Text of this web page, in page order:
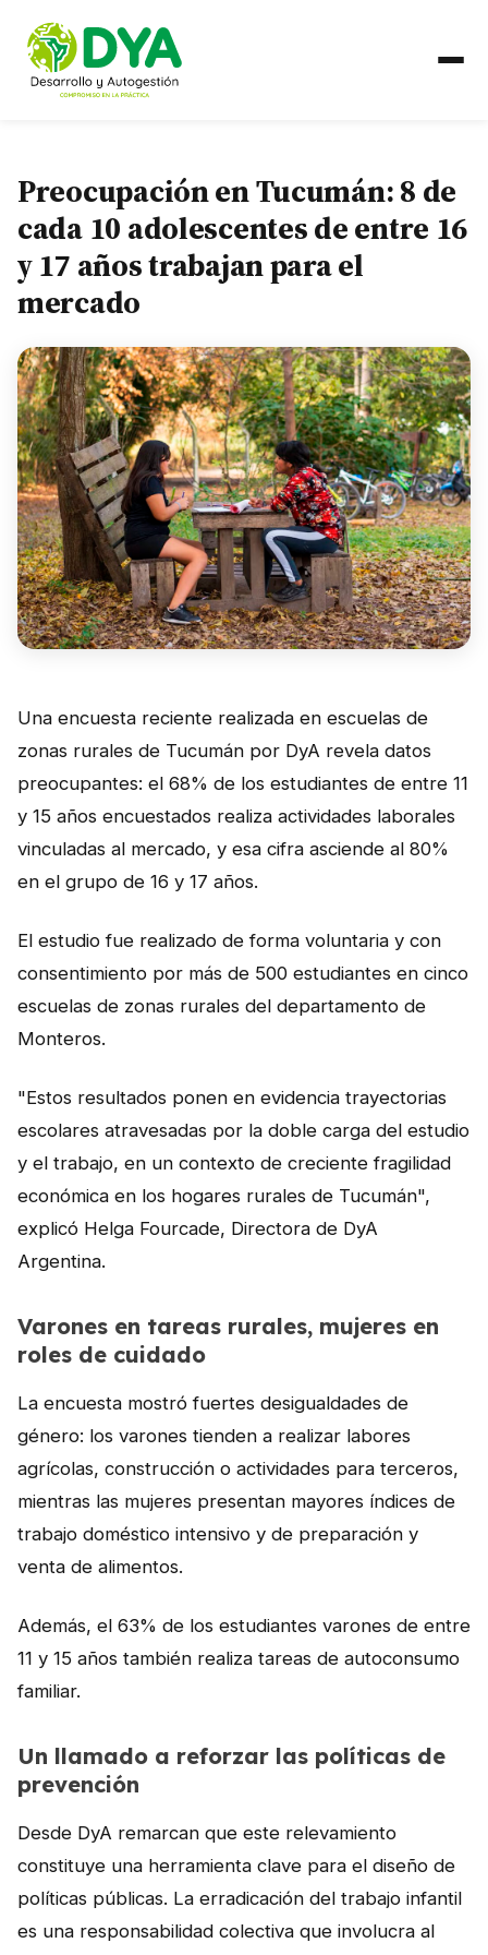
Línea de Tiempo
Alianzas Regionales
QUÉ HACEMOS
Líneas de Trabajo
PAÍSES
Ecuador
Perú
Argentina
PROYECTOS
En Ecuador
En Argentina
Publicaciones
Caja de Herramientas
Transparencia
NOTICIAS
CONTACTO
English
Preocupación en Tucumán: 8 de
cada 10 adolescentes de entre 16
y 17 años trabajan para el
mercado
Una encuesta reciente realizada en escuelas de
zonas rurales de Tucumán por DyA revela datos
preocupantes: el 68% de los estudiantes de entre 11
y 15 años encuestados realiza actividades laborales
vinculadas al mercado, y esa cifra asciende al 80%
en el grupo de 16 y 17 años.
El estudio fue realizado de forma voluntaria y con
consentimiento por más de 500 estudiantes en cinco
escuelas de zonas rurales del departamento de
Monteros.
"Estos resultados ponen en evidencia trayectorias
escolares atravesadas por la doble carga del estudio
y el trabajo, en un contexto de creciente fragilidad
económica en los hogares rurales de Tucumán",
explicó Helga Fourcade, Directora de DyA
Argentina.
Varones en tareas rurales, mujeres en
roles de cuidado
La encuesta mostró fuertes desigualdades de
género: los varones tienden a realizar labores
agrícolas, construcción o actividades para terceros,
mientras las mujeres presentan mayores índices de
trabajo doméstico intensivo y de preparación y
venta de alimentos.
Además, el 63% de los estudiantes varones de entre
11 y 15 años también realiza tareas de autoconsumo
familiar.
Un llamado a reforzar las políticas de
prevención
Desde DyA remarcan que este relevamiento
constituye una herramienta clave para el diseño de
políticas públicas. La erradicación del trabajo infantil
es una responsabilidad colectiva que involucra al